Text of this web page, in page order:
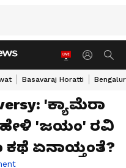
Basavaraj Horatti
'ಕ್ಯಾಮೆರಾ
'ಜಯಂ' ರವಿ
ಕಥೆ ಏನಾಯ್ತಂತೆ?